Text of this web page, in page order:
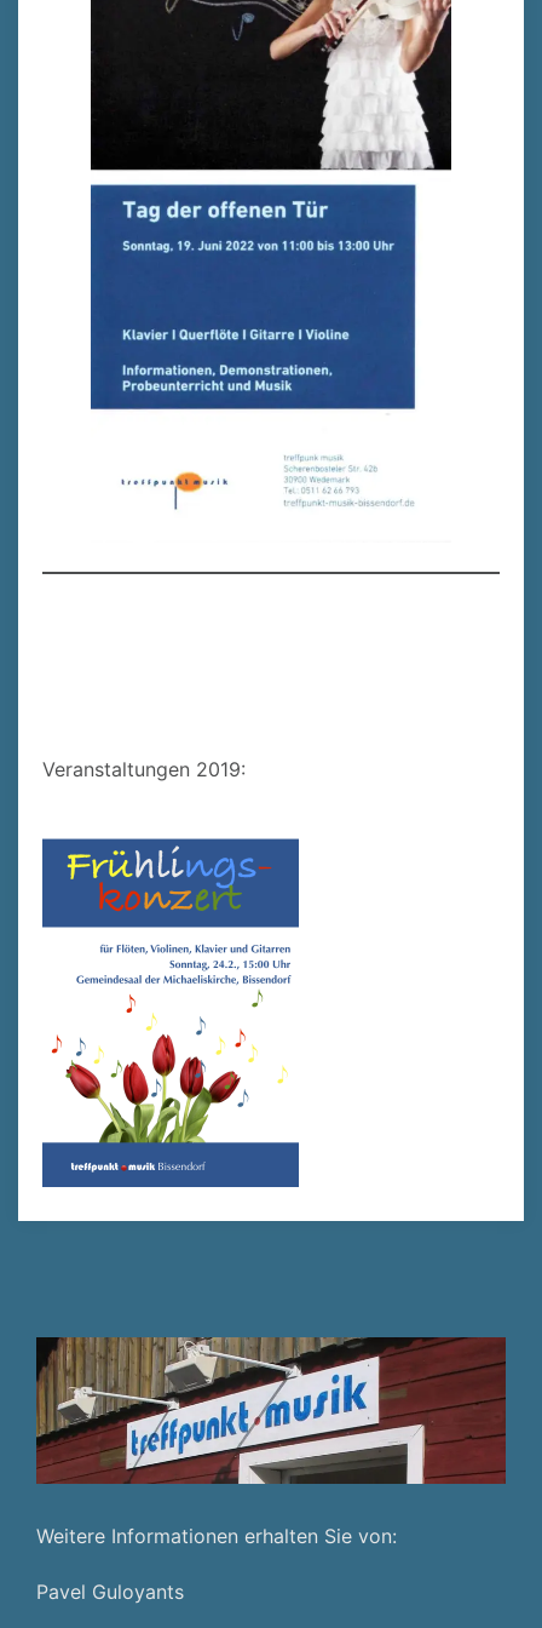
Veranstaltungen 2019:
Weitere Informationen erhalten Sie von:
Pavel Guloyants